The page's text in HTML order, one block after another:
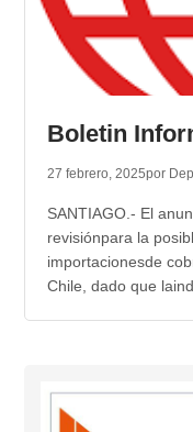
Boletin
27 febrero, 2025por
SANTIAGO.- El
revisiónpara la
importacionesde
Chile, dado que